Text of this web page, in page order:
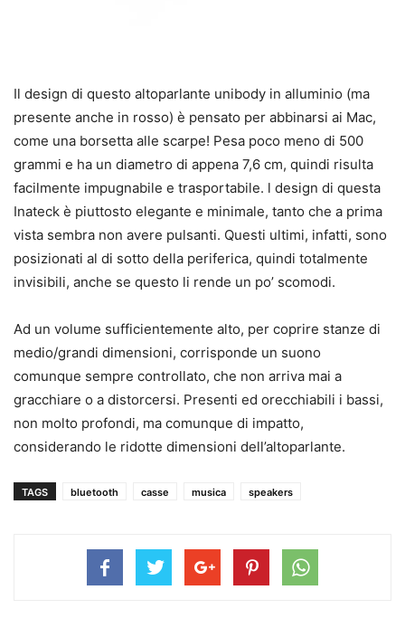
Il design di questo altoparlante unibody in alluminio (ma
presente anche in rosso) è pensato per abbinarsi ai Mac,
come una borsetta alle scarpe! Pesa poco meno di 500
grammi e ha un diametro di appena 7,6 cm, quindi risulta
facilmente impugnabile e trasportabile. l design di questa
Inateck è piuttosto elegante e minimale, tanto che a prima
vista sembra non avere pulsanti. Questi ultimi, infatti, sono
posizionati al di sotto della periferica, quindi totalmente
invisibili, anche se questo li rende un po’ scomodi.
Ad un volume sufficientemente alto, per coprire stanze di
medio/grandi dimensioni, corrisponde un suono
comunque sempre controllato, che non arriva mai a
gracchiare o a distorcersi. Presenti ed orecchiabili i bassi,
non molto profondi, ma comunque di impatto,
considerando le ridotte dimensioni dell’altoparlante.
TAGS bluetooth casse musica speakers